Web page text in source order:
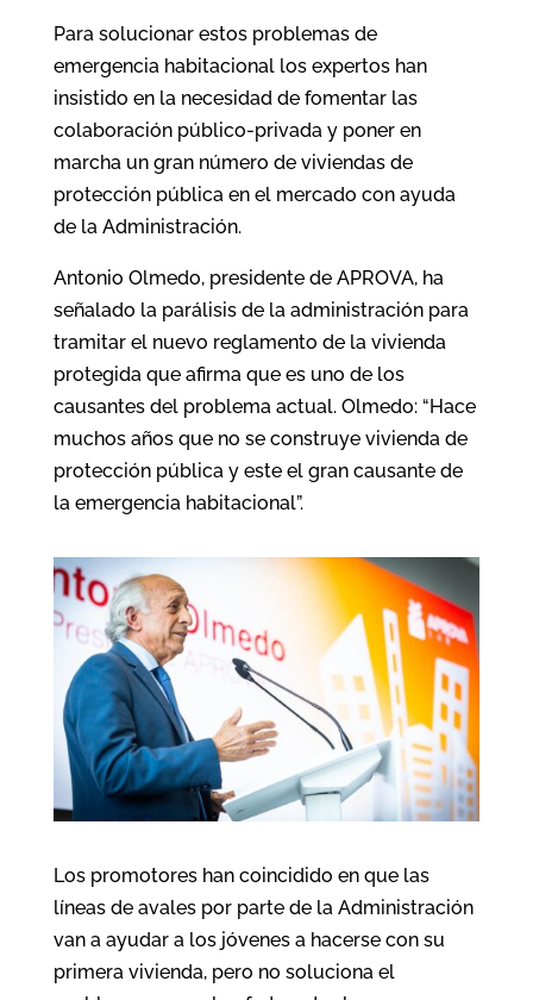
Para solucionar estos problemas de
emergencia habitacional los expertos han
insistido en la necesidad de fomentar las
colaboración público-privada y poner en
marcha un gran número de viviendas de
protección pública en el mercado con ayuda
de la Administración.
Antonio Olmedo, presidente de APROVA, ha
señalado la parálisis de la administración para
tramitar el nuevo reglamento de la vivienda
protegida que afirma que es uno de los
causantes del problema actual. Olmedo: “Hace
muchos años que no se construye vivienda de
protección pública y este el gran causante de
la emergencia habitacional”.
Los promotores han coincidido en que las
líneas de avales por parte de la Administración
van a ayudar a los jóvenes a hacerse con su
primera vivienda, pero no soluciona el